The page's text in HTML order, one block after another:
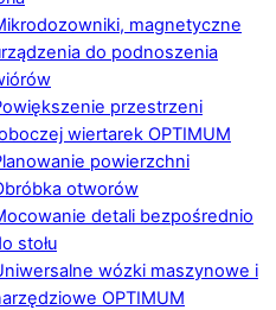
magnetyczne
do podnoszenia
przestrzeni
wiertarek OPTIMUM
powierzchni
otworów
detali bezpośrednio
stołu
wózki maszynowe i
OPTIMUM